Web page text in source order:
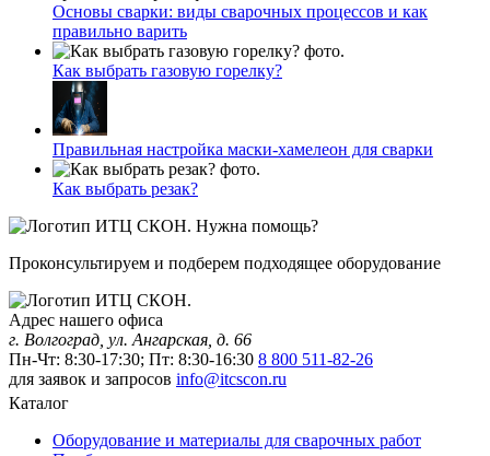
Основы сварки: виды сварочных процессов и как
правильно варить
Как выбрать газовую горелку?
Правильная настройка маски-хамелеон для сварки
Как выбрать резак?
Нужна помощь?
Проконсультируем и подберем подходящее оборудование
Адрес нашего офиса
г. Волгоград, ул. Ангарская, д. 66
Пн-Чт: 8:30-17:30; Пт: 8:30-16:30 8 800 511-82-26
для заявок и запросов info@itcscon.ru
Каталог
Оборудование и материалы для сварочных работ